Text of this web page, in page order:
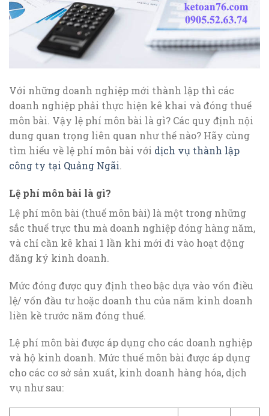
Với những doanh nghiệp mới thành lập thì các
doanh nghiệp phải thực hiện kê khai và đóng thuế
môn bài. Vậy lệ phí môn bài là gì? Các quy định nội
dung quan trọng liên quan như thế nào? Hãy cùng
tìm hiểu về lệ phí môn bài với dịch vụ thành lập
công ty tại Quảng Ngãi.
Lệ phí môn bài là gì?
Lệ phí môn bài (thuế môn bài) là một trong những
sắc thuế trực thu mà doanh nghiệp đóng hàng năm,
và chỉ cần kê khai 1 lần khi mới đi vào hoạt động
đăng ký kinh doanh.
Mức đóng được quy định theo bậc dựa vào vốn điều
lệ/ vốn đầu tư hoặc doanh thu của năm kinh doanh
liền kề trước năm đóng thuế.
Lệ phí môn bài được áp dụng cho các doanh nghiệp
và hộ kinh doanh. Mức thuế môn bài được áp dụng
cho các cơ sở sản xuất, kinh doanh hàng hóa, dịch
vụ như sau: